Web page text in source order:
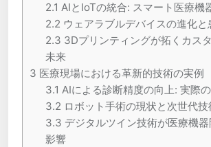
2.1 AIとIoTの統合: スマート医療機
2.2 ウェアラブルデバイスの進化
2.3 3Dプリンティングが拓くカス
未来
3 医療現場における革新的技術の実例
3.1 AIによる診断精度の向上: 実際
3.2 ロボット手術の現状と次世代技
3.3 デジタルツイン技術が医療機
影響